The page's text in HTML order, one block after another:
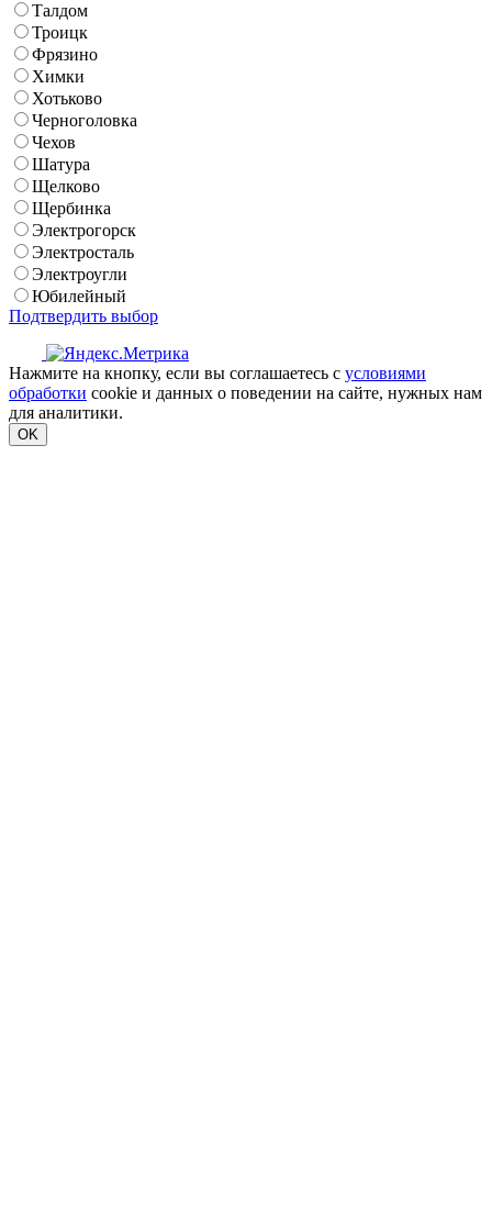
Талдом
Троицк
Фрязино
Химки
Хотьково
Черноголовка
Чехов
Шатура
Щелково
Щербинка
Электрогорск
Электросталь
Электроугли
Юбилейный
Подтвердить выбор
Нажмите на кнопку, если вы соглашаетесь с условиями
обработки cookie и данных о поведении на сайте, нужных нам
для аналитики.
OK